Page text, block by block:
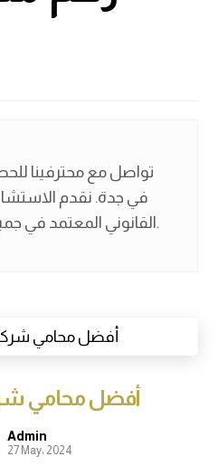
تواصل مع محترفينا
في جدة. نقدم
القانوني المعتمد في جميع المجالات القانونية.
أفضل محامي
Admin
27 May، 2024